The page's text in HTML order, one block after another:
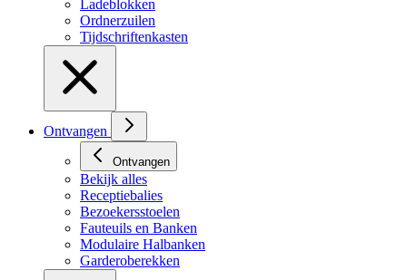
Ladeblokken
Ordnerzuilen
Tijdschriftenkasten
Ontvangen
Ontvangen
Bekijk alles
Receptiebalies
Bezoekersstoelen
Fauteuils en Banken
Modulaire Halbanken
Garderoberekken